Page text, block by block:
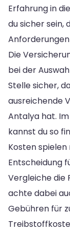
Erfahrung in
du sicher sein,
Die
bei der
Stelle sicher,
ausreichende
Antalya hat.
kannst du so
Kosten
Entscheidung
Vergleiche die
achte dabei
Gebühren für